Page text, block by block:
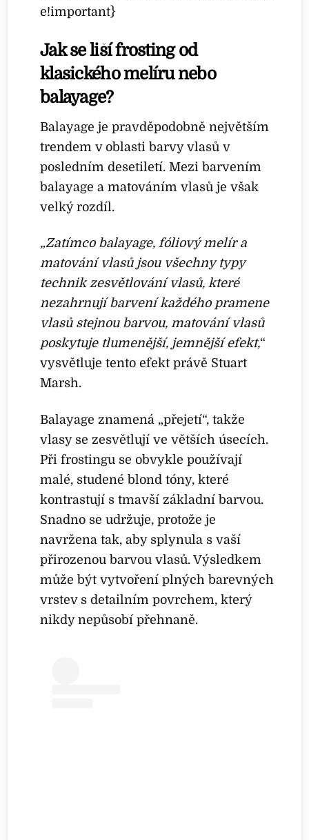
e!important}
Jak se liší frosting od
klasického melíru nebo
balayage?
Balayage je pravděpodobně největším
trendem v oblasti barvy vlasů v
posledním desetiletí. Mezi barvením
balayage a matováním vlasů je však
velký rozdíl.
„Zatímco balayage, fóliový melír a
matování vlasů jsou všechny typy
technik zesvětlování vlasů, které
nezahrnují barvení každého pramene
vlasů stejnou barvou, matování vlasů
poskytuje tlumenější, jemnější efekt,“
vysvětluje tento efekt právě Stuart
Marsh.
Balayage znamená „přejetí“, takže
vlasy se zesvětlují ve větších úsecích.
Při frostingu se obvykle používají
malé, studené blond tóny, které
kontrastují s tmavší základní barvou.
Snadno se udržuje, protože je
navržena tak, aby splynula s vaší
přirozenou barvou vlasů. Výsledkem
může být vytvoření plných barevných
vrstev s detailním povrchem, který
nikdy nepůsobí přehnaně.